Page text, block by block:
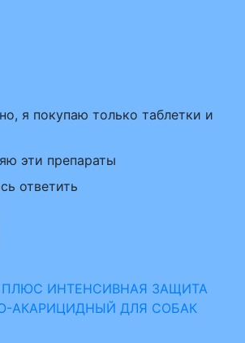
я покупаю только таблетки и
эти препараты
ответить
ИНТЕНСИВНАЯ ЗАЩИТА
АКАРИЦИДНЫЙ ДЛЯ СОБАК